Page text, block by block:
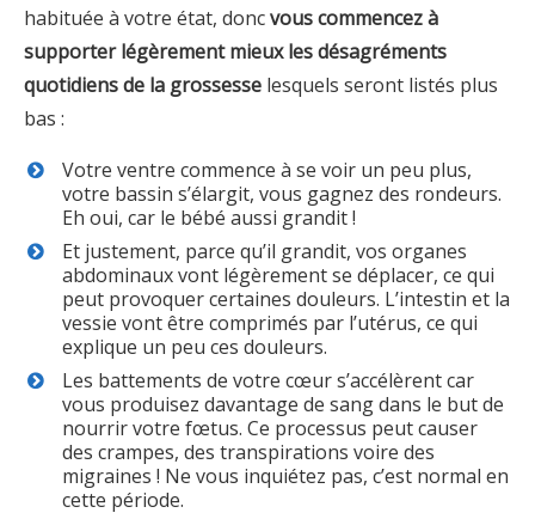
habituée à votre état, doncvous commencez à
supporter légèrement mieux les désagréments
quotidiens de la grossesse lesquels seront listés plus
bas :
Votre ventre commence à se voir un peu plus,
votre bassin s’élargit, vous gagnez des rondeurs.
Eh oui, car le bébé aussi grandit !
Et justement, parce qu’il grandit, vos organes
abdominaux vont légèrement se déplacer, ce qui
peut provoquer certaines douleurs. L’intestin et la
vessie vont être comprimés par l’utérus, ce qui
explique un peu ces douleurs.
Les battements de votre cœur s’accélèrent car
vous produisez davantage de sang dans le but de
nourrir votre fœtus. Ce processus peut causer
des crampes, des transpirations voire des
migraines ! Ne vous inquiétez pas, c’est normal en
cette période.